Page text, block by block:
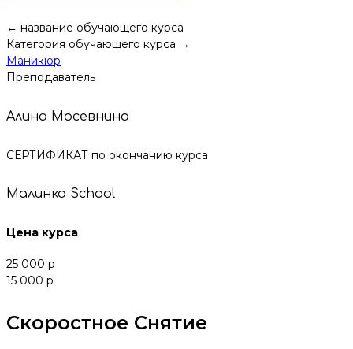
← название обучающего курса
Категория обучающего курса →
Маникюр
Преподаватель
Алина Мосевнина
СЕРТИФИКАТ по окончанию курса
Малинка School
Цена курса
25 000 р
15 000 р
Скоростное Снятие